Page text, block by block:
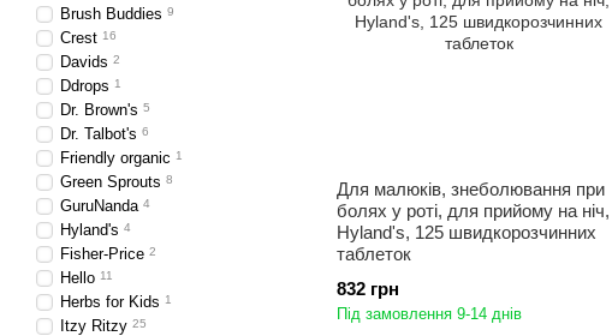
Для малюків, знеболювання при
болях у роті, для прийому на ніч,
Hyland's, 125 швидкорозчинних
таблеток
832 грн
Під замовлення 9-14 днів
Brush Buddies 9
Crest 16
Davids 2
Ddrops 1
Dr. Brown's 5
Dr. Talbot's 6
Friendly organic 1
Green Sprouts 8
GuruNanda 4
Hyland's 4
Fisher-Price 2
Hello 11
Herbs for Kids 1
Itzy Ritzy 25